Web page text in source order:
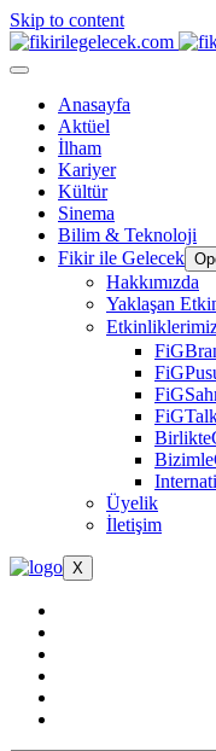
Skip to content
Anasayfa
Aktüel
İlham
Kariyer
Kültür
Sinema
Bilim & Teknoloji
Fikir ile Gelecek
Hakkımızda
Yaklaşan
Üyelik
İletişim
X